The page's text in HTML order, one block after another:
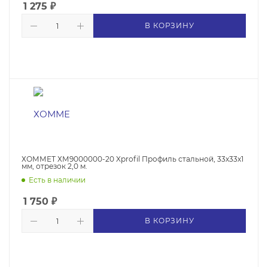
1 275 ₽
В КОРЗИНУ
ХОММЕТ ХМ9000000-20 Xprofil Профиль стальной, 33х33х1
мм, отрезок 2,0 м.
Есть в наличии
1 750 ₽
В КОРЗИНУ